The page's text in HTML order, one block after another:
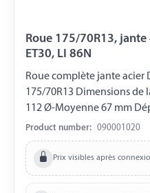
Roue 175/70R13,
ET30, LI 86N
Roue complète jante acier
175/70R13 Dimensions de
112 Ø-Moyenne 67 mm
charge 530 kg LI 86N
Product number: 090001020
Prix visibles après